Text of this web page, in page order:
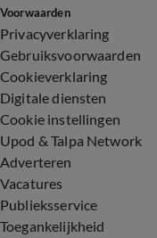
Voorwaarden
Privacyverklaring
Gebruiksvoorwaarden
Cookieverklaring
Digitale diensten
Cookie instellingen
Upod & Talpa Network
Adverteren
Vacatures
Publieksservice
Toegankelijkheid